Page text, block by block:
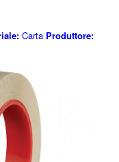
Carta Produttore: